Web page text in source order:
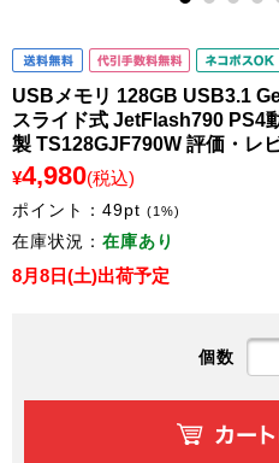
USBメモリ 128GB USB3.1
スライド式 JetFlash790 PS4
製 TS128GJF790W 評価・レ
¥4,980(税込)
ポイント： 49pt (1%)
在庫状況： 在庫あり
8月8日(土)出荷予定
個数